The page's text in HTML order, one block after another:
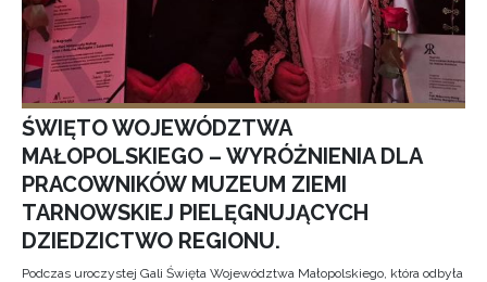
ŚWIĘTO WOJEWÓDZTWA
MAŁOPOLSKIEGO – WYRÓŻNIENIA DLA
PRACOWNIKÓW MUZEUM ZIEMI
TARNOWSKIEJ PIELĘGNUJĄCYCH
DZIEDZICTWO REGIONU.
Podczas uroczystej Gali Święta Województwa Małopolskiego, która odbyła